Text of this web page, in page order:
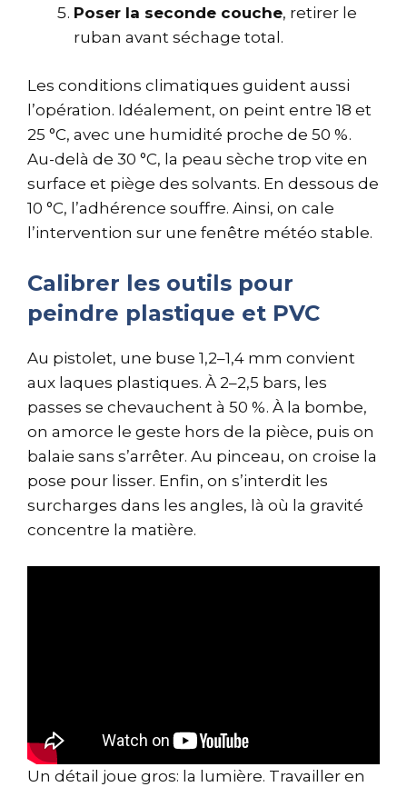
Poser la seconde couche, retirer le
ruban avant séchage total.
Les conditions climatiques guident aussi
l’opération. Idéalement, on peint entre 18 et
25 °C, avec une humidité proche de 50 %.
Au-delà de 30 °C, la peau sèche trop vite en
surface et piège des solvants. En dessous de
10 °C, l’adhérence souffre. Ainsi, on cale
l’intervention sur une fenêtre météo stable.
Calibrer les outils pour
peindre plastique et PVC
Au pistolet, une buse 1,2–1,4 mm convient
aux laques plastiques. À 2–2,5 bars, les
passes se chevauchent à 50 %. À la bombe,
on amorce le geste hors de la pièce, puis on
balaie sans s’arrêter. Au pinceau, on croise la
pose pour lisser. Enfin, on s’interdit les
surcharges dans les angles, là où la gravité
concentre la matière.
Un détail joue gros: la lumière. Travailler en